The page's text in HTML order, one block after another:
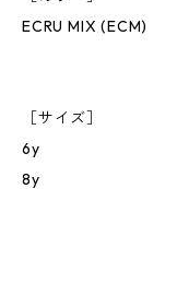
ECRU MIX (ECM)
［サイズ］
6y
8y